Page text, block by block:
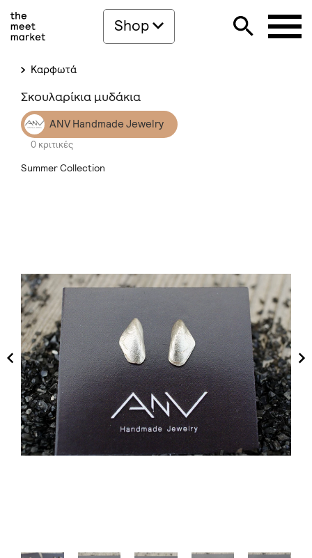
Shop
Καρφωτά
Σκουλαρίκια μυδάκια
ANV Handmade Jewelry
0 κριτικές
Summer Collection